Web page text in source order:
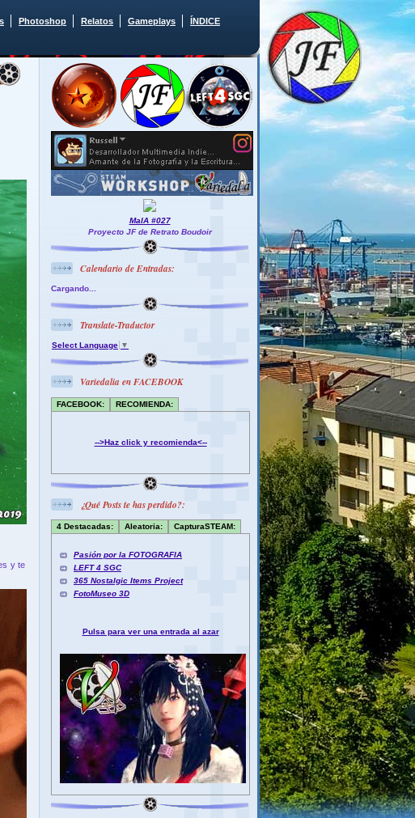
Photoshop Relatos Gameplays
ÍNDICE
y te
MaIA #027
Proyecto JF de Retrato Boudoir
Calendario de Entradas:
Cargando...
Translate-Traductor
Select Language ▼
Variedalia en FACEBOOK
FACEBOOK: RECOMIENDA:
-->Haz click y recomienda<--
¿Qué Posts te has perdido?:
4 Destacadas: Aleatoria: CapturaSTEAM:
Pasión por la FOTOGRAFIA
LEFT 4 SGC
365 Nostalgic Items Project
FotoMuseo 3D
Pulsa para ver una entrada al azar